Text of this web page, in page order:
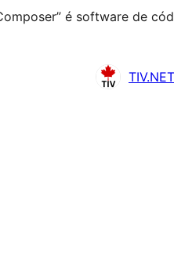
é software de